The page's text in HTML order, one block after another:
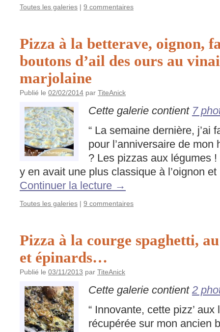
Toutes les galeries | 9 commentaires
Pizza à la betterave, oignon,
boutons d’ail des ours au
marjolaine
Publié le 02/02/2014 par TiteAnick
Cette galerie contient 7
“ La semaine dernière, j’ai
pour l’anniversaire de
? Les pizzas aux légumes
y en avait une plus classique à l’oignon
Continuer la lecture →
Toutes les galeries | 9 commentaires
Pizza à la courge spaghetti,
et épinards…
Publié le 03/11/2013 par TiteAnick
Cette galerie contient 2
“ Innovante, cette pizz’
récupérée sur mon ancien